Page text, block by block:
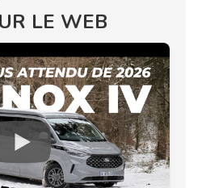
LE WEB